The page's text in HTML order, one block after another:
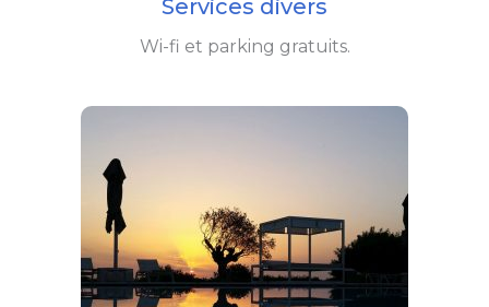
Services divers
Wi-fi et parking gratuits.